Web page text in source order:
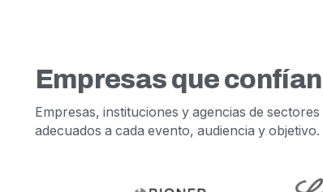
Empresas que
Empresas, instituciones y agencias de
adecuados a cada evento, audiencia y objetivo.